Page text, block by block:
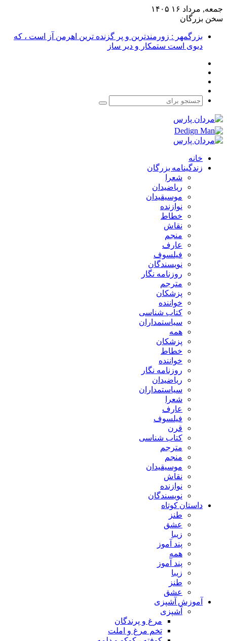
جمعه, مرداد ۱۶ ۱۴۰۵
سخن بزرگان
بزرگمهر : زورمندترین و پر گزنده ترین اهرمن آز است ، که
دیوی است ستمکار و دیر ساز
جستجو
خانه
زندگینامه بزرگان
شعرا
ریاضیدان
موسیقیدان
نوازنده
خطاط
نقاش
منجم
عارف
فیلسوف
نویسندگان
روزنامه نگار
مترجم
پزشکان
خواننده
کتاب شناسی
سیاستمداران
همه
پزشکان
خطاط
خواننده
روزنامه نگار
ریاضیدان
سیاستمداران
شعرا
عارف
فیلسوف
قرن
کتاب شناسی
مترجم
منجم
موسیقیدان
نقاش
نوازنده
نویسندگان
داستان کوتاه
طنز
عشق
زیبا
پند آموز
همه
پند آموز
زیبا
طنز
عشق
آموزش آشپزی
آشپزی
مرغ و پرندگان
تخم مرغ و املت